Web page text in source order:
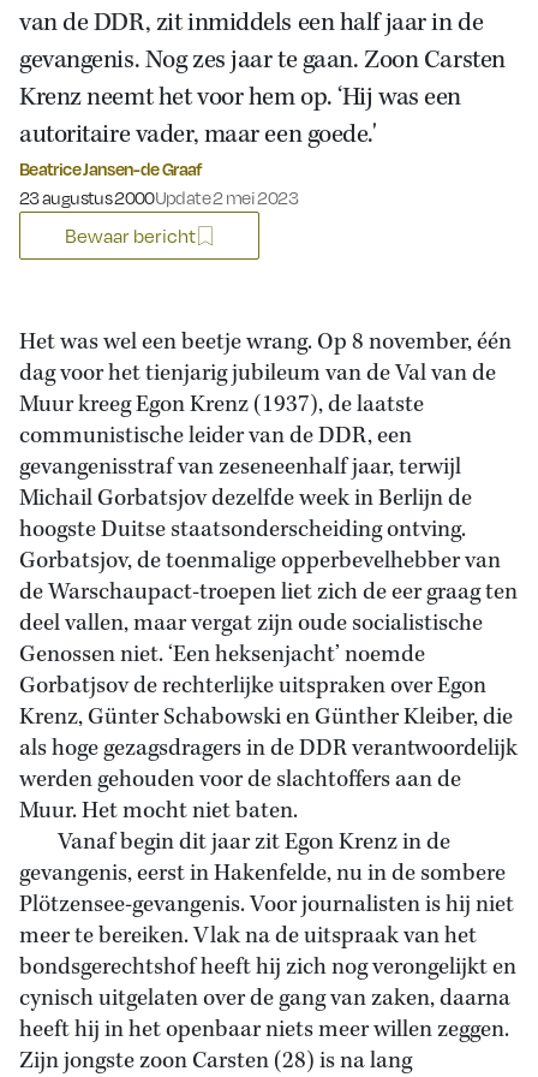
Zoek
van de DDR, zit inmiddels een half jaar in de
gevangenis. Nog zes jaar te gaan. Zoon Carsten
Krenz neemt het voor hem op. ‘Hij was een
autoritaire vader, maar een goede.'
Beatrice Jansen-de Graaf
Gepubliceerd op:
23 augustus 2000Update 2 mei 2023
Bewaar bericht
Het was wel een beetje wrang. Op 8 november, één
dag voor het tienjarig jubileum van de Val van de
Muur kreeg Egon Krenz (1937), de laatste
communistische leider van de DDR, een
gevangenisstraf van zeseneenhalf jaar, terwijl
Michail Gorbatsjov dezelfde week in Berlijn de
hoogste Duitse staatsonderscheiding ontving.
Gorbatsjov, de toenmalige opperbevelhebber van
de Warschaupact-troepen liet zich de eer graag ten
deel vallen, maar vergat zijn oude socialistische
Genossen niet. ‘Een heksenjacht’ noemde
Gorbatjsov de rechterlijke uitspraken over Egon
Krenz, Günter Schabowski en Günther Kleiber, die
als hoge gezagsdragers in de DDR verantwoordelijk
werden gehouden voor de slachtoffers aan de
Muur. Het mocht niet baten.
Vanaf begin dit jaar zit Egon Krenz in de
gevangenis, eerst in Hakenfelde, nu in de sombere
Plötzensee-gevangenis. Voor journalisten is hij niet
meer te bereiken. Vlak na de uitspraak van het
bondsgerechtshof heeft hij zich nog verongelijkt en
cynisch uitgelaten over de gang van zaken, daarna
heeft hij in het openbaar niets meer willen zeggen.
Zijn jongste zoon Carsten (28) is na lang